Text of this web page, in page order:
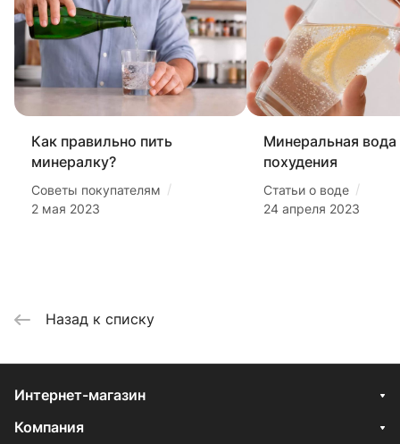
Как правильно пить
минералку?
Советы покупателям /
2 мая 2023
Минеральная вода
похудения
Статьи о воде /
24 апреля 2023
Назад к списку
Интернет-магазин
Компания